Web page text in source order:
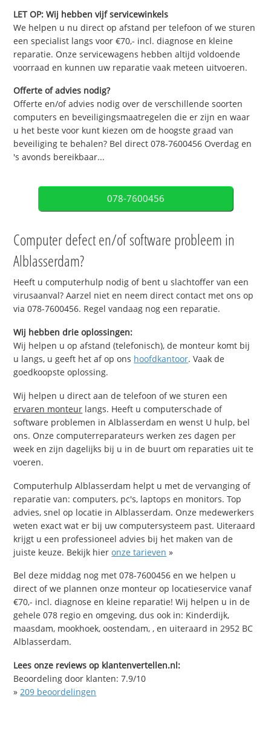
LET OP: Wij hebben vijf servicewinkels
We helpen u nu direct op afstand per telefoon of we sturen
een specialist langs voor €70,- incl. diagnose en kleine
reparatie. Onze servicewagens hebben altijd voldoende
voorraad en kunnen uw reparatie vaak meteen uitvoeren.
Offerte of advies nodig?
Offerte en/of advies nodig over de verschillende soorten
computers en beveiligingsmaatregelen die er zijn en waar
u het beste voor kunt kiezen om de hoogste graad van
beveiliging te behalen? Bel direct 078-7600456 Overdag en
's avonds bereikbaar...
078-7600456
Computer defect en/of software probleem in
Alblasserdam?
Heeft u computerhulp nodig of bent u slachtoffer van een
virusaanval? Aarzel niet en neem direct contact met ons op
via 078-7600456. Regel vandaag nog een reparatie.
Wij hebben drie oplossingen:
Wij helpen u op afstand (telefonisch), de monteur komt bij
u langs, u geeft het af op ons hoofdkantoor. Vaak de
goedkoopste oplossing.
Wij helpen u direct aan de telefoon of we sturen een
ervaren monteur langs. Heeft u computerschade of
software problemen in Alblasserdam en wenst U hulp, bel
ons. Onze computerreparateurs werken zes dagen per
week en zijn dagelijks bij u in de buurt om reparaties uit te
voeren.
Computerhulp Alblasserdam helpt u met de vervanging of
reparatie van: computers, pc's, laptops en monitors. Top
advies, snel op locatie in Alblasserdam. Onze medewerkers
weten exact wat er bij uw computersysteem past. Uiteraard
krijgt u een professioneel advies bij het maken van de
juiste keuze. Bekijk hieronze tarieven »
Bel deze middag nog met 078-7600456 en we helpen u
direct of we plannen onze monteur op locatieservice vanaf
€70,- incl. diagnose en kleine reparatie! Wij helpen u in de
gehele 078 regio en omgeving, dus ook in: Kinderdijk,
maasdam, mookhoek, oostendam, , en uiteraard in 2952 BC
Alblasserdam.
Lees onze reviews op klantenvertellen.nl:
Beoordeling door klanten:7.9/10
»209 beoordelingen